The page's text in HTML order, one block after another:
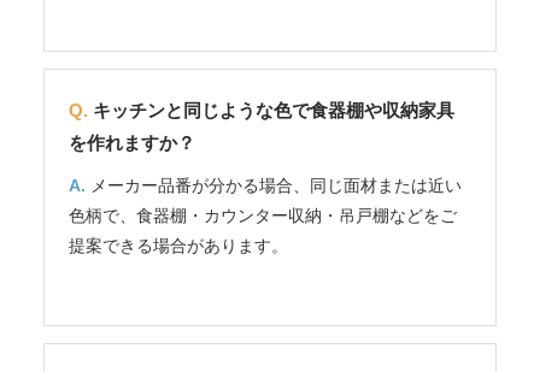
キッチンと同じような色で食器棚や収納家具
を作れますか？
メーカー品番が分かる場合、同じ面材または近い
色柄で、食器棚・カウンター収納・吊戸棚などをご
提案できる場合があります。